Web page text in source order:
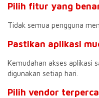
Pilih fitur yang
Tidak semua pengguna
Pastikan aplikasi
Kemudahan akses aplikasi
digunakan setiap hari.
Pilih vendor